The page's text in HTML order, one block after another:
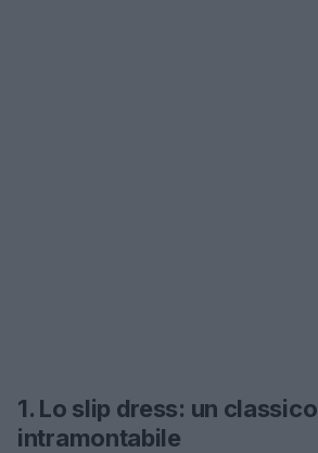
1. Lo slip dress: un classico
intramontabile